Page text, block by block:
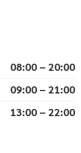
08:00 – 20:00
09:00 – 21:00
13:00 – 22:00